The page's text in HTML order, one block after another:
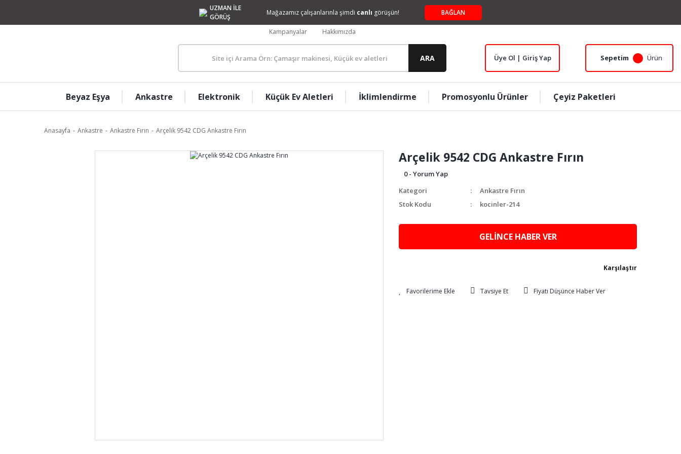
UZMAN İLE
GÖRÜŞ
Mağazamız çalışanlarınla şimdi canlı görüşün! BAĞLAN
Kampanyalar Hakkımızda
ARA Üye Ol | Giriş Yap Sepetim Ürün
Beyaz Eşya Ankastre Elektronik Küçük Ev Aletleri İklimlendirme Promosyonlu Ürünler Çeyiz Paketleri
Anasayfa Ankastre Ankastre Fırın Arçelik 9542 CDG Ankastre Fırın
Arçelik 9542 CDG Ankastre Fırın
0 - Yorum Yap
Kategori
Ankastre Fırın
Stok Kodu
kocinler-214
GELİNCE HABER VER
Karşılaştır
Tavsiye Et Fiyatı Düşünce Haber Ver